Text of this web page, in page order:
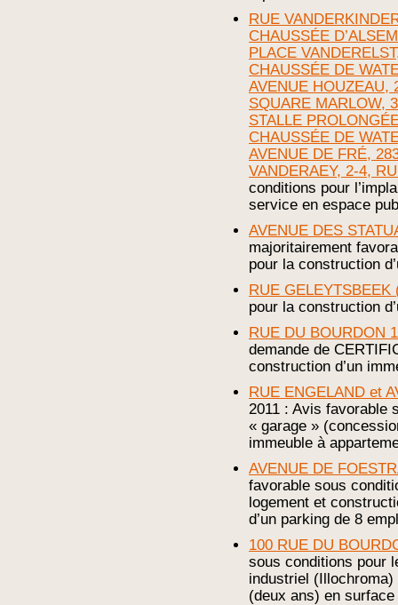
RUE
CHAUSSÉE
PLACE
CHAUSSÉE DE
AVENUE HOUZEAU,
SQUARE MARLOW,
STALLE
CHAUSSÉE DE
AVENUE DE FRÉ,
VANDERAEY, 2-4,
conditions pour
service en espace
AVENUE DES
majoritairement
pour la construction
RUE GELEYTSBEEK
pour la construction
RUE DU BOURDON
demande de
construction d’un
RUE ENGELAND et
2011 : Avis favorable
« garage »
immeuble à
AVENUE DE
favorable sous
logement et
d’un parking de 8
100 RUE DU
sous conditions pour
industriel (Illochroma)
(deux ans) en